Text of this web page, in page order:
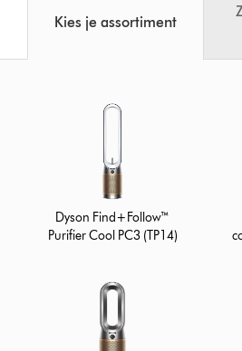
Kies je assortiment
Dyson Find+Follow™
Purifier Cool PC3 (TP14)